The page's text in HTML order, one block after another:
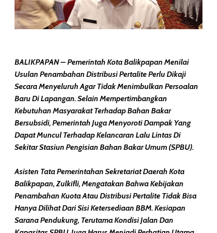
BALIKPAPAN – Pemerintah Kota Balikpapan Menilai
Usulan Penambahan Distribusi Pertalite Perlu Dikaji
Secara Menyeluruh Agar Tidak Menimbulkan Persoalan
Baru Di Lapangan. Selain Mempertimbangkan
Kebutuhan Masyarakat Terhadap Bahan Bakar
Bersubsidi, Pemerintah Juga Menyoroti Dampak Yang
Dapat Muncul Terhadap Kelancaran Lalu Lintas Di
Sekitar Stasiun Pengisian Bahan Bakar Umum (SPBU).
Asisten Tata Pemerintahan Sekretariat Daerah Kota
Balikpapan, Zulkifli, Mengatakan Bahwa Kebijakan
Penambahan Kuota Atau Distribusi Pertalite Tidak Bisa
Hanya Dilihat Dari Sisi Ketersediaan BBM. Kesiapan
Sarana Pendukung, Terutama Kondisi Jalan Dan